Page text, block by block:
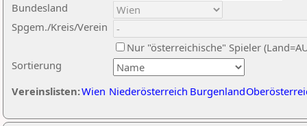
Sortierung
Bundesland
Spgem./Kreis/Verein
Nur "österreichische" Spieler
Vereinslisten:Wien Niederösterreich Burgenland